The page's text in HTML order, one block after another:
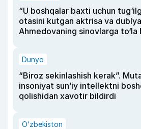
“U boshqalar baxti uchun
otasini kutgan aktrisa va
Ahmedovaning sinovlarga to‘la
Dunyo
“Biroz sekinlashish kerak”.
insoniyat sun’iy intellektni
qolishidan xavotir bildirdi
O‘zbekiston